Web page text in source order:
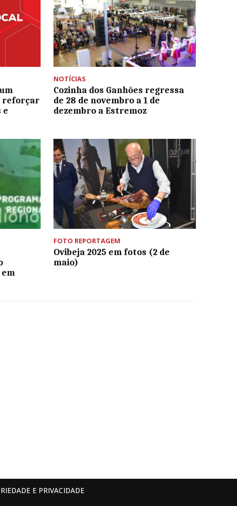
reforçar
e
NOTÍCIAS
Cozinha dos Ganhões regressa
de 28 de novembro a 1 de
dezembro a Estremoz
FOTO REPORTAGEM
Ovibeja 2025 em fotos (2 de
maio)
E PRIVACIDADE